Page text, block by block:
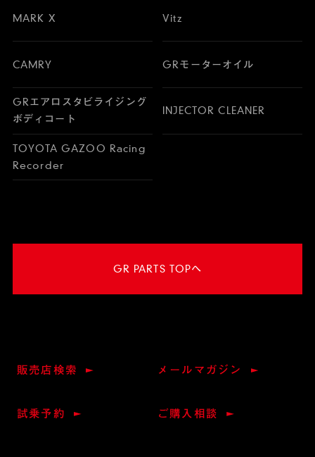
MARK X Vitz
CAMRY GRモーターオイル
GRエアロスタビライジング
ボディコート
INJECTOR CLEANER
TOYOTA GAZOO Racing
Recorder
GR PARTS TOPへ
販売店検索 メールマガジン
試乗予約 ご購入相談